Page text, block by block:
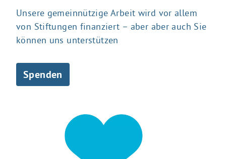
Unsere gemeinnützige Arbeit wird vor allem
von Stiftungen finanziert – aber aber auch Sie
können uns unterstützen
Spenden